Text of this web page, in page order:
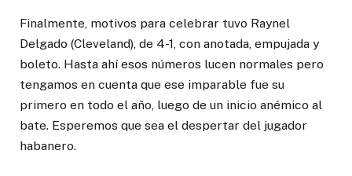
Finalmente, motivos para celebrar tuvo Raynel
Delgado (Cleveland), de 4-1, con anotada, empujada y
boleto. Hasta ahí esos números lucen normales pero
tengamos en cuenta que ese imparable fue su
primero en todo el año, luego de un inicio anémico al
bate. Esperemos que sea el despertar del jugador
habanero.